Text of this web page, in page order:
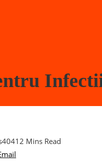
40412 Mins Read